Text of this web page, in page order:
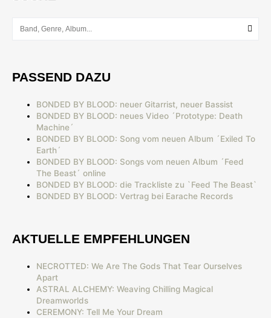
PASSEND DAZU
BONDED BY BLOOD: neuer Gitarrist, neuer Bassist
BONDED BY BLOOD: neues Video ´Prototype: Death
Machine´
BONDED BY BLOOD: Song vom neuen Album ´Exiled To
Earth´
BONDED BY BLOOD: Songs vom neuen Album ´Feed
The Beast´ online
BONDED BY BLOOD: die Trackliste zu `Feed The Beast`
BONDED BY BLOOD: Vertrag bei Earache Records
AKTUELLE EMPFEHLUNGEN
NECROTTED: We Are The Gods That Tear Ourselves
Apart
ASTRAL ALCHEMY: Weaving Chilling Magical
Dreamworlds
CEREMONY: Tell Me Your Dream